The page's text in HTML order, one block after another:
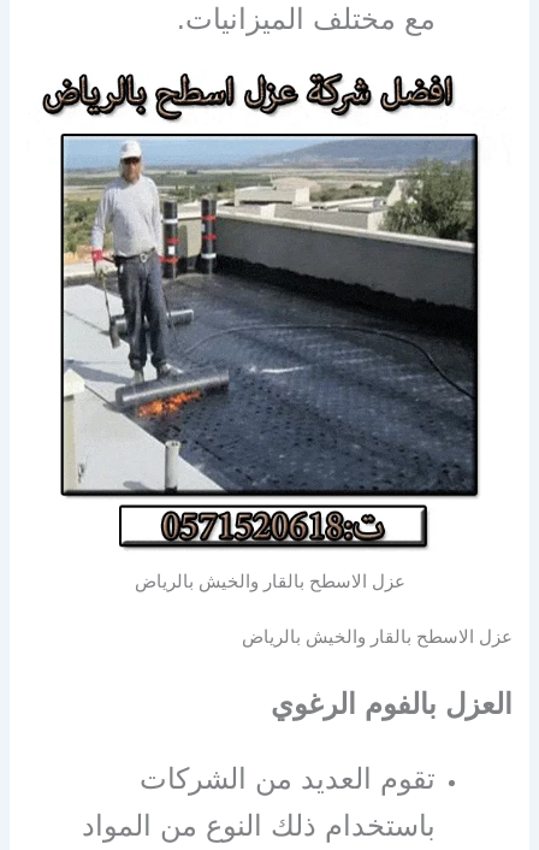
مع مختلف الميزانيات.
عزل الاسطح بالقار والخيش بالرياض
عزل الاسطح بالقار والخيش بالرياض
العزل بالفوم الرغوي
تقوم العديد من الشركات
باستخدام ذلك النوع من المواد